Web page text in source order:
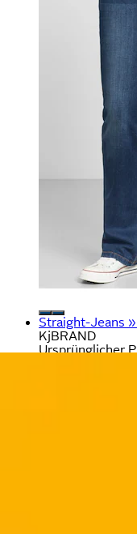
Straight-Jeans
KjBRAND
Ursprünglicher